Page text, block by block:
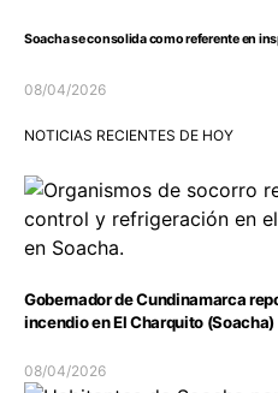
Soacha se consolida como referente en
08/04/2026
NOTICIAS RECIENTES DE HOY
Gobernador de Cundinamarca
incendio en El Charquito (Soacha)
08/04/2026